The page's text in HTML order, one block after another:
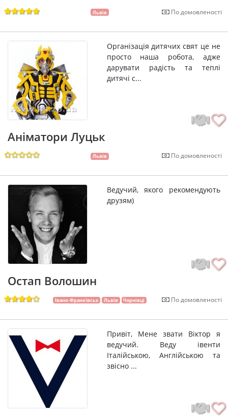
Львів По домовленості
Організація дитячих свят це не
просто наша робота, адже
дарувати радість та теплі
дитячі с...
Аніматори Луцьк
Львів По домовленості
Ведучий, якого рекомендують
друзям)
Остап Волошин
Івано-Франківськ Львів Чернівці По домовленості
Привіт, Мене звати Віктор я
ведучий. Веду івенти
Італійською, Англійською та
звісно ...